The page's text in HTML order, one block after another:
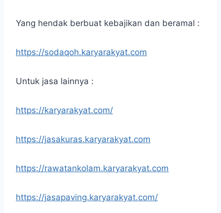
Yang hendak berbuat kebajikan dan beramal :
https://sodaqoh.karyarakyat.com
Untuk jasa lainnya :
https://karyarakyat.com/
https://jasakuras.karyarakyat.com
https://rawatankolam.karyarakyat.com
https://jasapaving.karyarakyat.com/